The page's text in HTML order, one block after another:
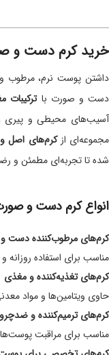
خرید کرم دست و
داشتن پوست نرم، مرطوب
دست و صورت باترکیبات
آسیب‌های محیطی و پیری
مجموعه‌ای ازکرم‌های اصل
شده تا تجربه‌ای مطمئن و
انواع کرم دست و
کرم‌های مرطوب‌کننده دست
مناسب برای استفاده
کرم‌های تغذیه‌کننده و مغذی
حاوی ویتامین‌ها و مواد
کرم‌های ترمیم‌کننده و
مناسب برای مراقبت